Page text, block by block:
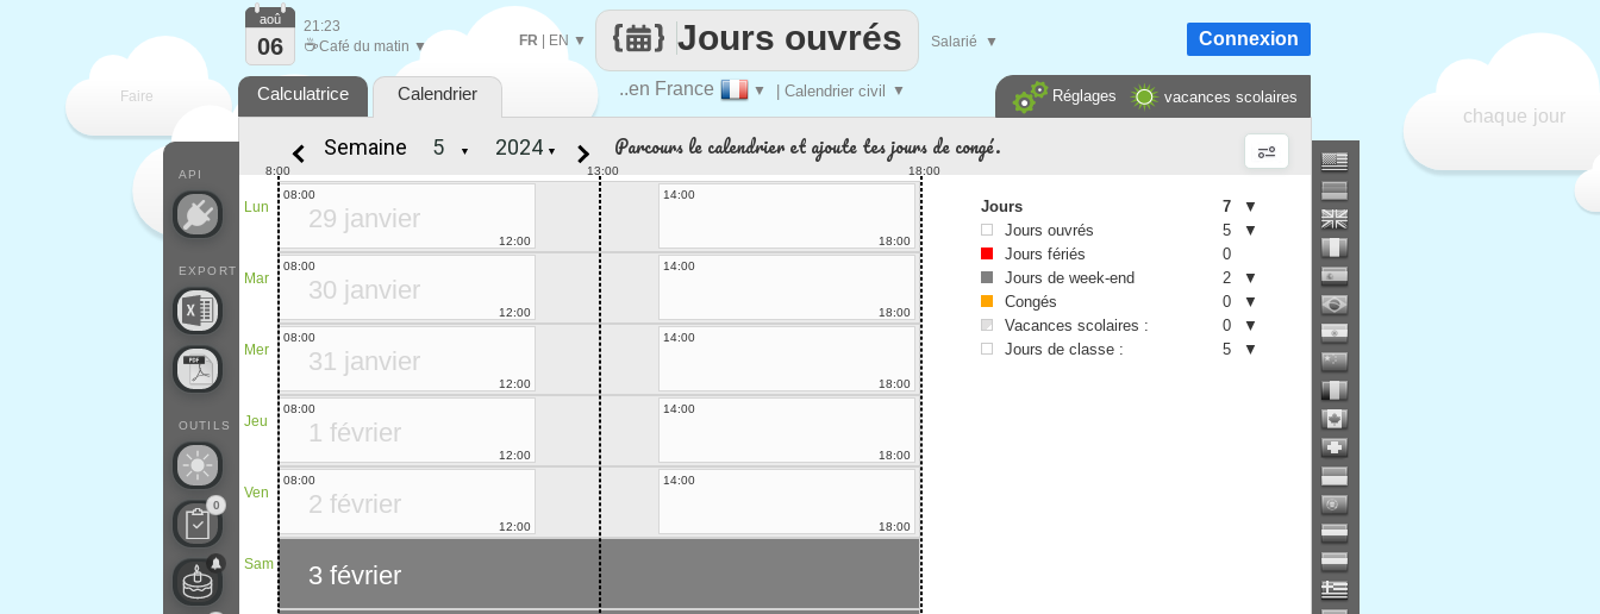
Faire
que
chaque jour
..en France ▼ | Calendrier civil ▼
Jours ouvrés
FR EN ▼ Salarié ▼
API
EXPORT
OUTILS
0
aoû
06
21:23
☕Café du matin ▼ Connexion
Calculatrice Calendrier vacances scolaires
Réglages
Semaine ▼ ▼ Parcours le calendrier et ajoute tes jours de congé.
Lun
Mar
Mer
Jeu
Ven
Sam
13:00
8:00 18:00
29 janvier
08:00
12:00
14:00
18:00
30 janvier
08:00
12:00
14:00
18:00
31 janvier
08:00
12:00
14:00
18:00
1 février
08:00
12:00
14:00
18:00
2 février
08:00
12:00
14:00
18:00
3 février
Jours 7
▼
Jours ouvrés
5
▼
Jours fériés
0
Jours de week-end
2
▼
Congés
0
▼
Vacances scolaires :
0
▼
Jours de classe :
5 ▼